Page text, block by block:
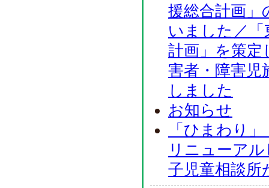
援総合計画」
いました／「
計画」を策定
害者・障害児
しました
お知らせ
「ひまわり
リニューア
子児童相談所